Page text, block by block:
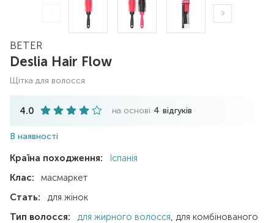
BETER
Deslia Hair Flow
щітка для волосся
4.0 на основі 4 відгуків
В наявності
Країна походження:
Іспанія
Клас:
масмаркет
Стать:
для жінок
Тип волосся:
для жирного волосся